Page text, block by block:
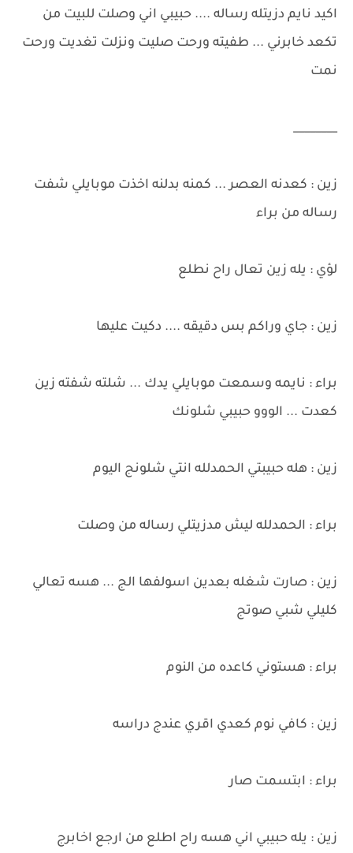
اكيد نايم دزيتله رساله .... حبيبي اني وصلت للبيت من
تكعد خابرني ... طفيته ورحت صليت ونزلت تغديت ورحت
نمت
________
زين : كعدنه العصر ... كمنه بدلنه اخذت موبايلي شفت
رساله من براء
لؤي : يله زين تعال راح نطلع
زين : جاي وراكم بس دقيقه .... دكيت عليها
براء : نايمه وسمعت موبايلي يدك ... شلته شفته زين
كعدت ... الووو حبيبي شلونك
زين : هله حبيبتي الحمدلله انتي شلونج اليوم
براء : الحمدلله ليش مدزيتلي رساله من وصلت
زين : صارت شغله بعدين اسولفها الج ... هسه تعالي
كليلي شبي صوتج
براء : هستوني كاعده من النوم
زين : كافي نوم كعدي اقري عندج دراسه
براء : ابتسمت صار
زين : يله حبيبي اني هسه راح اطلع من ارجع اخابرج